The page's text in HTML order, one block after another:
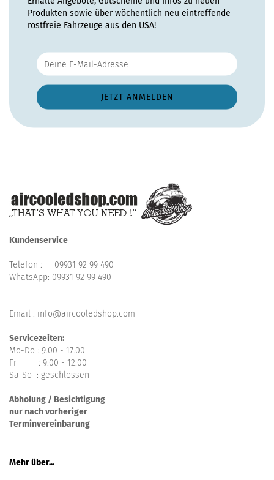
Produkten sowie über wöchentlich neu eintreffende
rostfreie Fahrzeuge aus den USA!
Kundenservice
Telefon : 09931 92 99 490
WhatsApp: 09931 92 99 490
Email : info@aircooledshop.com
Servicezeiten:
Mo-Do : 9.00 - 17.00
Fr : 9.00 - 12.00
Sa-So : geschlossen
Abholung / Besichtigung
nur nach vorheriger
Terminvereinbarung
Mehr über...